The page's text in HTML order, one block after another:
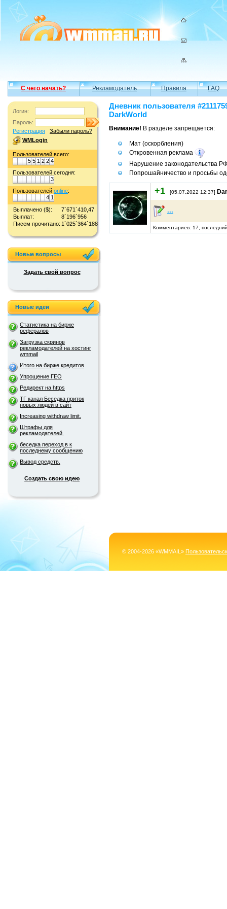
С чего начать? Рекламодатель Правила FAQ
Логин:
Пароль:
Регистрация
Забыли пароль?
WMLogin
Пользователей всего:
5 5 1 2 2 4
Пользователей сегодня:
3
Пользователей online:
4 1
Выплачено ($):
7`671`410,47
Выплат:
8`196`956
Писем прочитано: 1`025`364`188
Новые вопросы
Задать свой вопрос
Новые идеи
Статистика на бирже
рефералов
Загрузка скринов
рекламодателей на хостинг
wmmail
Итого на бирже кредитов
Упрощение ГЕО
Редирект на https
ТГ канал Беседка приток
новых людей в сайт
Increasing withdraw limit.
Штрафы для
рекламодателей.
беседка переход в к
последнему сообщению
Вывод средств.
Создать свою идею
Дневник пользователя
DarkWorld
Внимание! В разделе запрещается:
Мат (оскорбления)
Откровенная реклама
Нарушение законодательства РФ
Попрошайничество и просьбы
+1 [05.07.2022 12:37]
...
Комментариев: 17,
© 2004-2026 «WMMAIL»